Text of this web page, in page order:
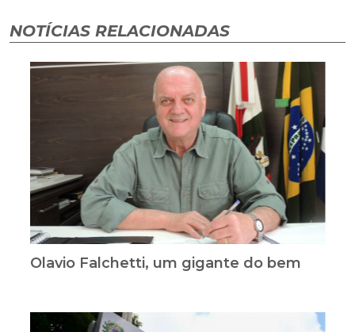
NOTÍCIAS RELACIONADAS
Olavio Falchetti, um gigante do bem